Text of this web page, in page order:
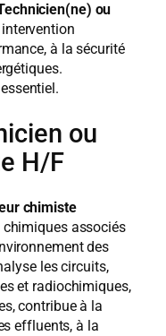
ou
à la sécurité
ou
H/F
chimiste
chimiques associés
des
les circuits,
et radiochimiques,
contribue à la
effluents, à la